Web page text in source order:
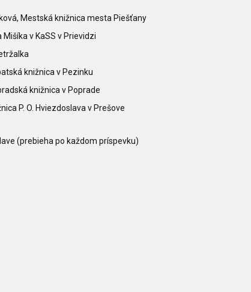
Mestská knižnica mesta Piešťany
v KaSS v Prievidzi
knižnica v Pezinku
knižnica v Poprade
P. O. Hviezdoslava v Prešove
(prebieha po každom príspevku)